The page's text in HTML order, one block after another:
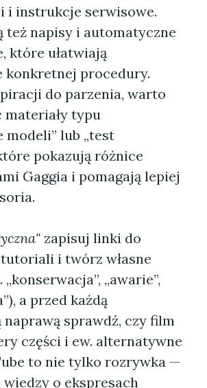
i instrukcje serwisowe.
też napisy i automatyczne
które ułatwiają
konkretnej procedury.
do parzenia, warto
typu
modeli” lub „test
pokazują różnice
Gaggia i pomagają lepiej
zapisuj linki do
i twórz własne
„awarie”,
a przed każdą
naprawą sprawdź, czy film
części i ew. alternatywne
to nie tylko rozrywka —
o ekspresach